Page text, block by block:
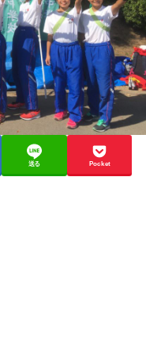
送る Pocket